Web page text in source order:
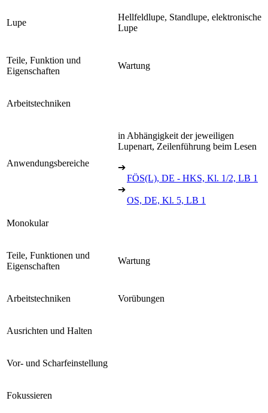
Lupe
Hellfeldlupe, Standlupe, elektronische
Lupe
Teile, Funktion und
Eigenschaften
Wartung
Arbeitstechniken
Anwendungsbereiche
in Abhängigkeit der jeweiligen
Lupenart, Zeilenführung beim Lesen
➔
FÖS(L), DE - HKS, Kl. 1/2, LB 1
➔
OS, DE, Kl. 5, LB 1
Monokular
Teile, Funktionen und
Eigenschaften
Wartung
Arbeitstechniken Vorübungen
Ausrichten und Halten
Vor- und Scharfeinstellung
Fokussieren